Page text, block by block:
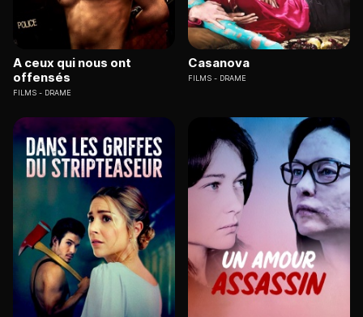
A ceux qui nous ont
offensés
FILMS DRAME
Casanova
FILMS DRAME